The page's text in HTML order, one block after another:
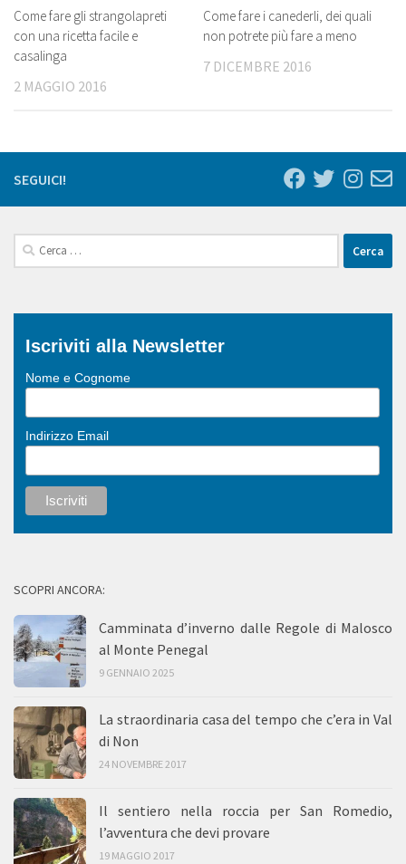
Come fare gli strangolapreti
con una ricetta facile e
casalinga
2 MAGGIO 2016
Come fare i canederli, dei quali
non potrete più fare a meno
7 DICEMBRE 2016
SEGUICI!
Ricerca
per:
Iscriviti alla Newsletter
Nome e Cognome
Indirizzo Email
SCOPRI ANCORA:
Camminata d’inverno dalle Regole di Malosco
al Monte Penegal
9 GENNAIO 2025
La straordinaria casa del tempo che c’era in Val
di Non
24 NOVEMBRE 2017
Il sentiero nella roccia per San Romedio,
l’avventura che devi provare
19 MAGGIO 2017